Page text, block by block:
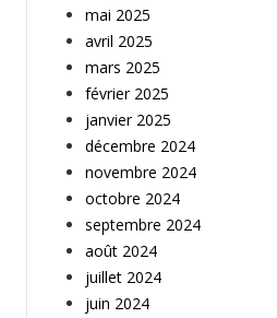
mai 2025
avril 2025
mars 2025
février 2025
janvier 2025
décembre 2024
novembre 2024
octobre 2024
septembre 2024
août 2024
juillet 2024
juin 2024